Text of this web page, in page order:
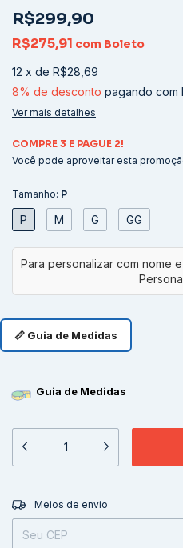
R$299,90
R$275,91 com Boleto
12 x de R$28,69
8% de desconto pagando com
Ver mais detalhes
COMPRE 3 E PAGUE 2!
Você pode aproveitar esta
Tamanho: P
P M G GG
📏 Guia de Medidas
Guia de Medidas
Entregas para o CEP:
Meios de envio